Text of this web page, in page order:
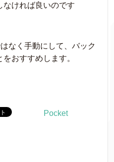
なければ良いのです
なく手動にして、バック
おすすめします。
Pocket